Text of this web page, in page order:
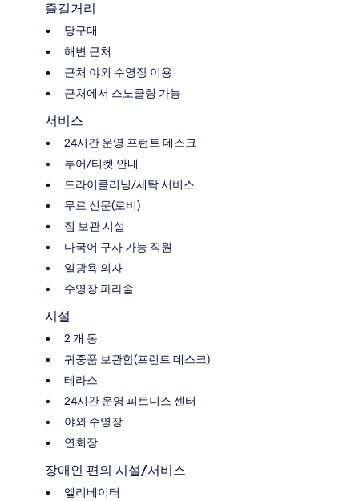
즐길거리
당구대
해변 근처
근처 야외 수영장 이용
근처에서 스노클링 가능
서비스
24시간 운영 프런트 데스크
투어/티켓 안내
드라이클리닝/세탁 서비스
무료 신문(로비)
짐 보관 시설
다국어 구사 가능 직원
일광욕 의자
수영장 파라솔
시설
2 개 동
귀중품 보관함(프런트 데스크)
테라스
24시간 운영 피트니스 센터
야외 수영장
연회장
장애인 편의 시설/서비스
엘리베이터